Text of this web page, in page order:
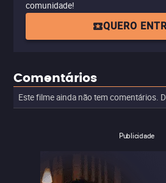
comunidade!
QUERO
Comentários
Este filme ainda não tem comentários.
Publicidade